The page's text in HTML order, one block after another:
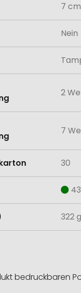
7 cm
Nein
2
7
30
322 g
bedruckbaren